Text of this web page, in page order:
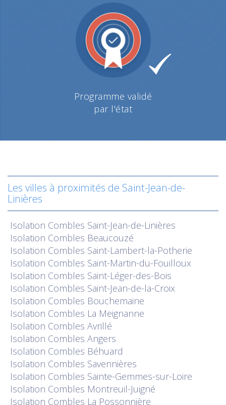
Programme validé
par l'état
Les villes à proximités de Saint-Jean-de-
Linières
Isolation Combles Saint-Jean-de-Linières
Isolation Combles Beaucouzé
Isolation Combles Saint-Lambert-la-Potherie
Isolation Combles Saint-Martin-du-Fouilloux
Isolation Combles Saint-Léger-des-Bois
Isolation Combles Saint-Jean-de-la-Croix
Isolation Combles Bouchemaine
Isolation Combles La Meignanne
Isolation Combles Avrillé
Isolation Combles Angers
Isolation Combles Béhuard
Isolation Combles Savennières
Isolation Combles Sainte-Gemmes-sur-Loire
Isolation Combles Montreuil-Juigné
Isolation Combles La Possonnière